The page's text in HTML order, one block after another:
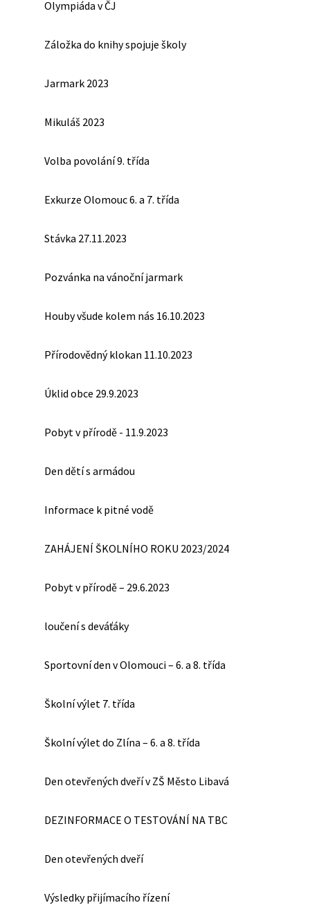
Olympiáda v ČJ
Záložka do knihy spojuje školy
Jarmark 2023
Mikuláš 2023
Volba povolání 9. třída
Exkurze Olomouc 6. a 7. třída
Stávka 27.11.2023
Pozvánka na vánoční jarmark
Houby všude kolem nás 16.10.2023
Přírodovědný klokan 11.10.2023
Úklid obce 29.9.2023
Pobyt v přírodě - 11.9.2023
Den dětí s armádou
Informace k pitné vodě
ZAHÁJENÍ ŠKOLNÍHO ROKU 2023/2024
Pobyt v přírodě – 29.6.2023
loučení s deváťáky
Sportovní den v Olomouci – 6. a 8. třída
Školní výlet 7. třída
Školní výlet do Zlína – 6. a 8. třída
Den otevřených dveří v ZŠ Město Libavá
DEZINFORMACE O TESTOVÁNÍ NA TBC
Den otevřených dveří
Výsledky přijímacího řízení